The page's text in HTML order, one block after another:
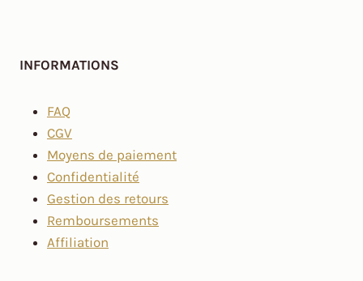
INFORMATIONS
FAQ
CGV
Moyens de paiement
Confidentialité
Gestion des retours
Remboursements
Affiliation